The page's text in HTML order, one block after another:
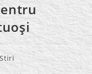
Stiri